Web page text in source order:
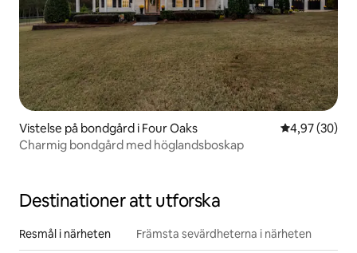
Vistelse på bondgård i Four Oaks 4,97 av 5 i
4,97 (30)
Charmig bondgård med höglandsboskap
Destinationer att utforska
Resmål i närheten Främsta sevärdheterna i närheten